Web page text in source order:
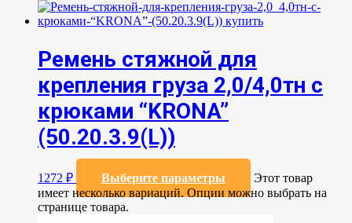
Ремень стяжной для
крепления груза 2,0/4,0тн с
крюками “KRONA”
(50.20.3.9(L))
1272 ₽ Выберите параметры
Этот товар
имеет несколько вариаций. Опции можно выбрать на
странице товара.